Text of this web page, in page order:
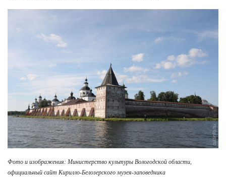
Фото и изображения: Министерство культуры Вологодской области,
официальный сайт Кирилло-Белозерского музея-заповедника